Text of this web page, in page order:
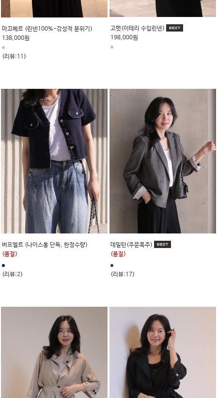
마끄베르 (린넨100%-감성적 분위기)
138,000원
(리뷰:11)
고멧(이테리 수입린넨)
198,000원
버프엘르 (나이스홍 단독, 한정수량)
(품절)
(리뷰:2)
데밀턴(주문폭주)
(품절)
(리뷰:17)